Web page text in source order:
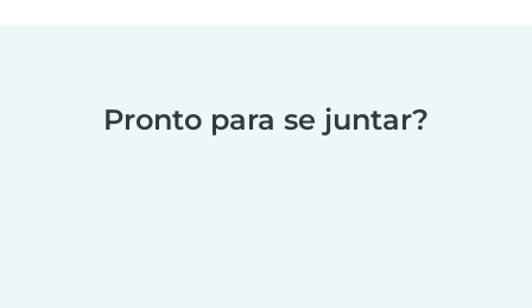
Pronto para se juntar?